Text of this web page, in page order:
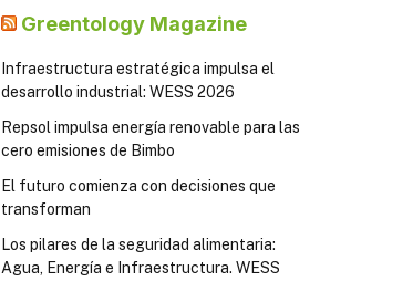
Greentology Magazine
Infraestructura estratégica impulsa el
desarrollo industrial: WESS 2026
Repsol impulsa energía renovable para las
cero emisiones de Bimbo
El futuro comienza con decisiones que
transforman
Los pilares de la seguridad alimentaria:
Agua, Energía e Infraestructura. WESS